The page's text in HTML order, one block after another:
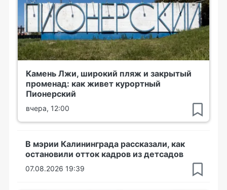
Камень Лжи, широкий пляж и закрытый
променад: как живет курортный
Пионерский
вчера, 12:00
В мэрии Калининграда рассказали, как
остановили отток кадров из детсадов
07.08.2026 19:39